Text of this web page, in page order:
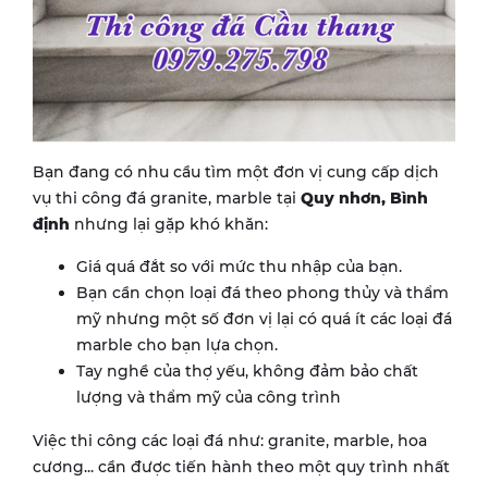
Bạn đang có nhu cầu tìm một đơn vị cung cấp dịch
vụ thi công đá granite, marble tại Quy nhơn, Bình
định nhưng lại gặp khó khăn:
Giá quá đắt so với mức thu nhập của bạn.
Bạn cần chọn loại đá theo phong thủy và thẩm
mỹ nhưng một số đơn vị lại có quá ít các loại đá
marble cho bạn lựa chọn.
Tay nghề của thợ yếu, không đảm bảo chất
lượng và thẩm mỹ của công trình
Việc thi công các loại đá như: granite, marble, hoa
cương... cần được tiến hành theo một quy trình nhất